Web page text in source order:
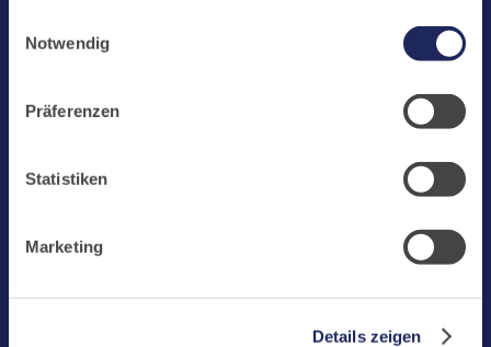
challenges.cloudflare.com: Wir verwenden das online
Buchungssystem MEWS in unserem Hotel und unserem
übermittelt. Cookies von eu5.bookingkit.de: Wir
Buchungen von Bibliotheks- und Klosterführungen. Um
Buchungen durchführen zu können akzeptieren Sie bitte
Notwendig
Präferenzen
Statistiken
Marketing
Details zeigen
Laacher See
Jobs